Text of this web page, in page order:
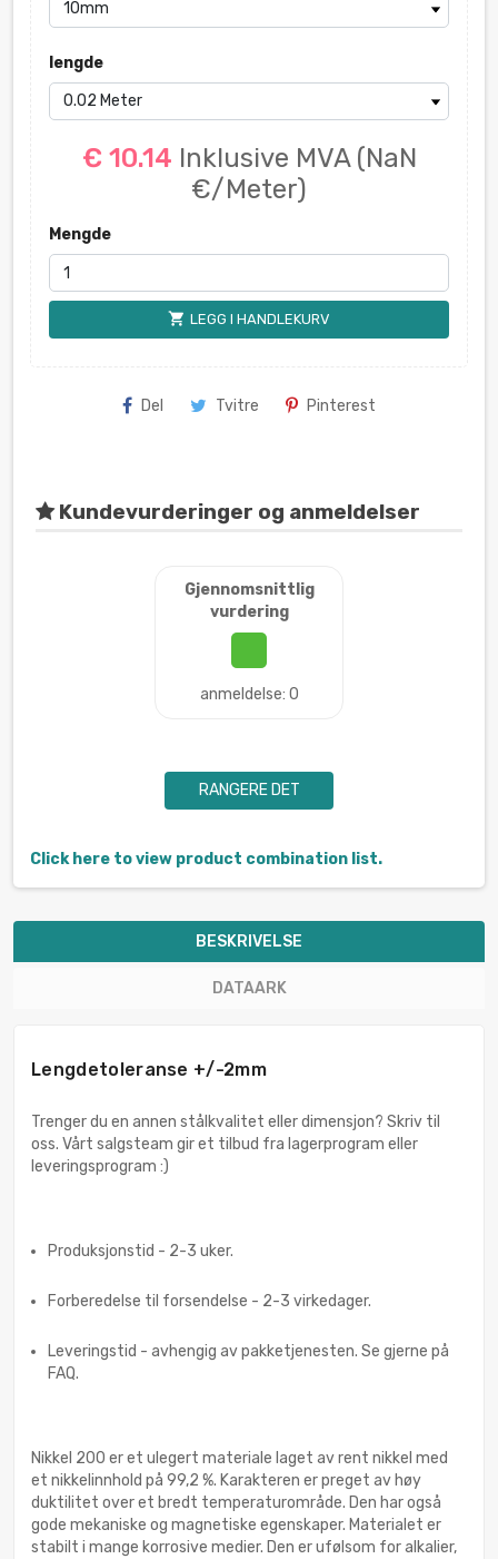
lengde
€ 10.14 Inklusive MVA (NaN
€/Meter)
Mengde
shopping_cart LEGG I HANDLEKURV
Del Tvitre Pinterest
Kundevurderinger og anmeldelser
Gjennomsnittlig
vurdering
anmeldelse: 0
RANGERE DET
Click here to view product combination list.
BESKRIVELSE
DATAARK
Lengdetoleranse +/-2mm
Trenger du en annen stålkvalitet eller dimensjon? Skriv til
oss. Vårt salgsteam gir et tilbud fra lagerprogram eller
leveringsprogram :)
Produksjonstid - 2-3 uker.
Forberedelse til forsendelse - 2-3 virkedager.
Leveringstid - avhengig av pakketjenesten. Se gjerne på
FAQ.
Nikkel 200 er et ulegert materiale laget av rent nikkel med
et nikkelinnhold på 99,2 %. Karakteren er preget av høy
duktilitet over et bredt temperaturområde. Den har også
gode mekaniske og magnetiske egenskaper. Materialet er
stabilt i mange korrosive medier. Den er ufølsom for alkalier,